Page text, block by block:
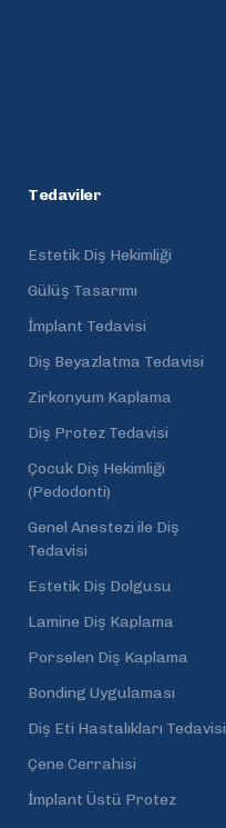
Tedaviler
Estetik Diş Hekimliği
Gülüş Tasarımı
İmplant Tedavisi
Diş Beyazlatma Tedavisi
Zirkonyum Kaplama
Diş Protez Tedavisi
Çocuk Diş Hekimliği
(Pedodonti)
Genel Anestezi ile Diş
Tedavisi
Estetik Diş Dolgusu
Lamine Diş Kaplama
Porselen Diş Kaplama
Bonding Uygulaması
Diş Eti Hastalıkları Tedavisi
Çene Cerrahisi
İmplant Üstü Protez